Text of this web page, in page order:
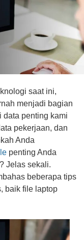
saat ini,
menjadi bagian
data penting kami
pekerjaan, dan
Anda
penting Anda
Jelas sekali.
beberapa tips
baik file laptop